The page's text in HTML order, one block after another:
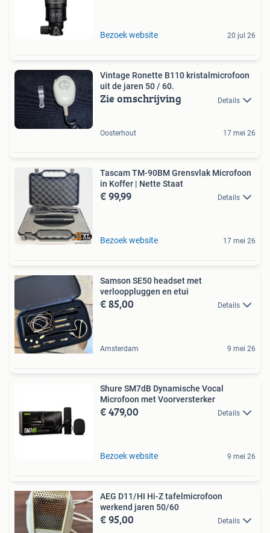
Bezoek website 20 jul 26
Vintage Ronette B110 kristalmicrofoon
uit de jaren 50 / 60.
Zie omschrijving Details
Oosterhout 17 mei 26
Tascam TM-90BM Grensvlak Microfoon
in Koffer | Nette Staat
€ 99,99 Details
Bezoek website 17 mei 26
Samson SE50 headset met
verlooppluggen en etui
€ 85,00 Details
Amsterdam 9 mei 26
Shure SM7dB Dynamische Vocal
Microfoon met Voorversterker
€ 479,00 Details
Bezoek website 9 mei 26
AEG D11/HI Hi-Z tafelmicrofoon
werkend jaren 50/60
€ 95,00 Details